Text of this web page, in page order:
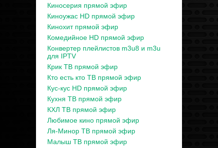
Киносерия прямой эфир
Киноужас HD прямой эфир
Кинохит прямой эфир
Комедийное HD прямой эфир
Конвертер плейлистов m3u8 и m3u
для IPTV
Крик ТВ прямой эфир
Кто есть кто ТВ прямой эфир
Кус-кус HD прямой эфир
Кухня ТВ прямой эфир
КХЛ ТВ прямой эфир
Любимое кино прямой эфир
Ля-Минор ТВ прямой эфир
Малыш ТВ прямой эфир